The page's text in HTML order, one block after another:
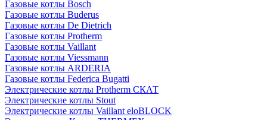
Газовые котлы Bosch
Газовые котлы Buderus
Газовые котлы De Dietrich
Газовые котлы Protherm
Газовые котлы Vaillant
Газовые котлы Viessmann
Газовые котлы ARDERIA
Газовые котлы Federica Bugatti
Электрические котлы Protherm СКАТ
Электрические котлы Stout
Электрические котлы Vaillant eloBLOCK